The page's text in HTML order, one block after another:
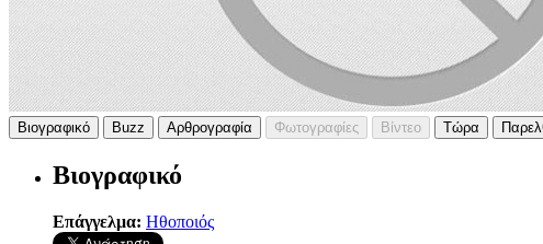
Βιογραφικό Buzz Αρθρογραφία Φωτογραφίες Βίντεο Τώρα
Βιογραφικό
Επάγγελμα: Ηθοποιός